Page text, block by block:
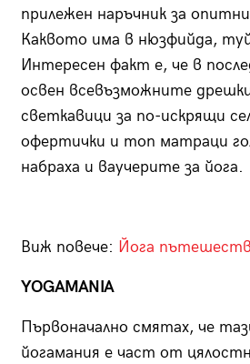
прилежен наръчник за
Каквото има в нюзфийда,
Интересен факт е, че в
освен всевъзможните
светкавици за по-искрящи
офертички и топ матраци
набраха и ваучерите за йога.
Виж повече: Йога
YOGAMANIA
Първоначално смятах, че
йогамания е част от